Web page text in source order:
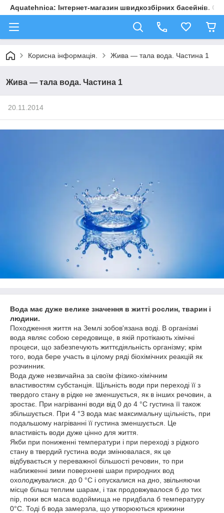
Aquatehnica: Інтернет-магазин швидкозбірних басейнів.
Корисна інформація. Жива — тала вода. Частина 1
Жива — тала вода. Частина 1
20.11.2014
Вода має дуже велике значення в житті рослин, тварин і
людини.
Походження життя на Землі зобов'язана воді. В організмі
вода являє собою середовище, в якій протікають хімічні
процеси, що забезпечують життєдіяльність організму; крім
того, вода бере участь в цілому ряді біохімічних реакцій як
розчинник.
Вода дуже незвичайна за своїм фізико-хімічним
властивостям субстанція. Щільність води при переході її з
твердого стану в рідке не зменшується, як в інших речовин, а
зростає. При нагріванні води від 0 до 4 °С густина її також
збільшується. При 4 °З вода має максимальну щільність, при
подальшому нагріванні її густина зменшується. Це
властивість води дуже цінно для життя.
Якби при пониженні температури і при переході з рідкого
стану в твердий густина води змінювалася, як це
відбувається у переважної більшості речовин, то при
наближенні зими поверхневі шари природних вод
охолоджувалися. до 0 °С і опускалися на дно, звільняючи
місце більш теплим шарам, і так продовжувалося б до тих
пір, поки вся маса водоймища не придбала б температуру
0°С. Тоді б вода замерзла, що утворюються крижини